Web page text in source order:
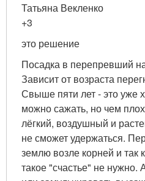
Татьяна Векленко
+3
это решение
Посадка в перепревший
Зависит от возраста
Свыше пяти лет - это уже
можно сажать, но чем
лёгкий, воздушный и
не сможет удержаться.
землю возле корней и
такое "счастье" не нужно.